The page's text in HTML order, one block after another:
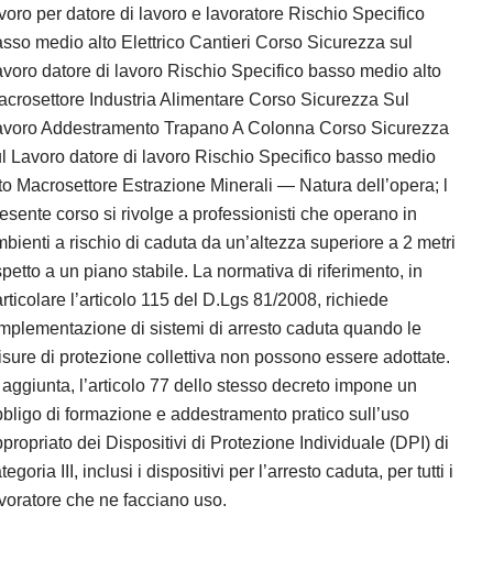
per datore di lavoro e lavoratore Rischio Specifico
medio alto Elettrico Cantieri Corso Sicurezza sul
datore di lavoro Rischio Specifico basso medio alto
Industria Alimentare Corso Sicurezza Sul
Addestramento Trapano A Colonna Corso Sicurezza
Lavoro datore di lavoro Rischio Specifico basso medio
Macrosettore Estrazione Minerali — Natura dell’opera; l
corso si rivolge a professionisti che operano in
a rischio di caduta da un’altezza superiore a 2 metri
a un piano stabile. La normativa di riferimento, in
l’articolo 115 del D.Lgs 81/2008, richiede
di sistemi di arresto caduta quando le
di protezione collettiva non possono essere adottate.
l’articolo 77 dello stesso decreto impone un
di formazione e addestramento pratico sull’uso
dei Dispositivi di Protezione Individuale (DPI) di
III, inclusi i dispositivi per l’arresto caduta, per tutti i
che ne facciano uso.